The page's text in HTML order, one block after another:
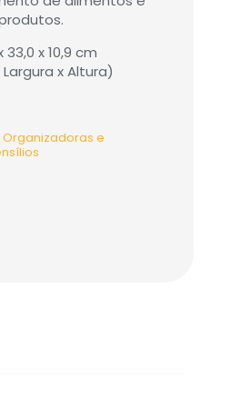
33,0 x 10,9 cm
x Altura)
Organizadoras e